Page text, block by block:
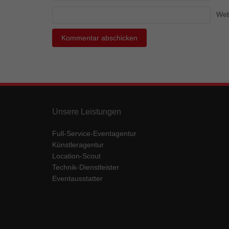
Unsere Leistungen
Full-Service-Eventagentur
Künstleragentur
Location-Scout
Technik-Dienstleister
Eventausstatter